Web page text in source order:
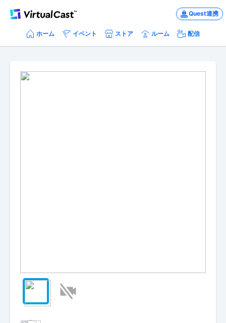
Quest連携
ホーム イベント ストア ルーム 配信